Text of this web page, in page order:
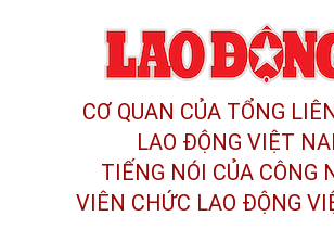
CƠ QUAN CỦA TỔNG
LAO ĐỘNG VIỆT
TIẾNG NÓI CỦA CÔNG
VIÊN CHỨC LAO ĐỘNG